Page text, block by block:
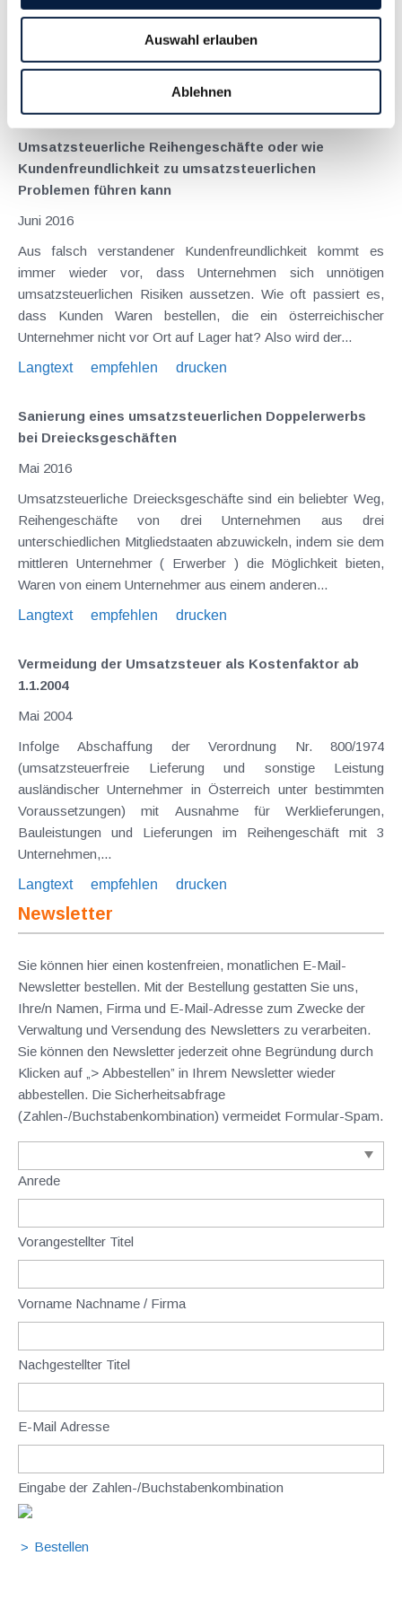
Auswahl erlauben
Ablehnen
vorgesehenen Maßnahmen liegt als "Steuerreformgesetz I
sollen ausgewählte Aspekte...
drucken
Umsatzsteuerliche Reihengeschäfte oder wie
Kundenfreundlichkeit zu umsatzsteuerlichen
Problemen führen kann
Juni 2016
Aus falsch verstandener Kundenfreundlichkeit kommt es
immer wieder vor, dass Unternehmen sich unnötigen
umsatzsteuerlichen Risiken aussetzen. Wie oft passiert es,
dass Kunden Waren bestellen, die ein österreichischer
Unternehmer nicht vor Ort auf Lager hat? Also wird der...
Langtext
empfehlen drucken
Sanierung eines umsatzsteuerlichen Doppelerwerbs
bei Dreiecksgeschäften
Mai 2016
Umsatzsteuerliche Dreiecksgeschäfte sind ein beliebter Weg,
Reihengeschäfte von drei Unternehmen aus drei
unterschiedlichen Mitgliedstaaten abzuwickeln, indem sie dem
mittleren Unternehmer ( Erwerber ) die Möglichkeit bieten,
Waren von einem Unternehmer aus einem anderen...
Langtext
empfehlen drucken
Vermeidung der Umsatzsteuer als Kostenfaktor ab
1.1.2004
Mai 2004
Infolge Abschaffung der Verordnung Nr. 800/1974
(umsatzsteuerfreie Lieferung und sonstige Leistung
ausländischer Unternehmer in Österreich unter bestimmten
Voraussetzungen) mit Ausnahme für Werklieferungen,
Bauleistungen und Lieferungen im Reihengeschäft mit 3
Unternehmen,...
Langtext
empfehlen drucken
Newsletter
Sie können hier einen kostenfreien, monatlichen E-Mail-
Newsletter bestellen. Mit der Bestellung gestatten Sie uns,
Ihre/n Namen, Firma und E-Mail-Adresse zum Zwecke der
Verwaltung und Versendung des Newsletters zu verarbeiten.
Sie können den Newsletter jederzeit ohne Begründung durch
Klicken auf „> Abbestellen” in Ihrem Newsletter wieder
abbestellen. Die Sicherheitsabfrage
(Zahlen-/Buchstabenkombination) vermeidet Formular-Spam.
Anrede
Vorangestellter Titel
Vorname Nachname / Firma
Nachgestellter Titel
E-Mail Adresse
Eingabe der Zahlen-/Buchstabenkombination